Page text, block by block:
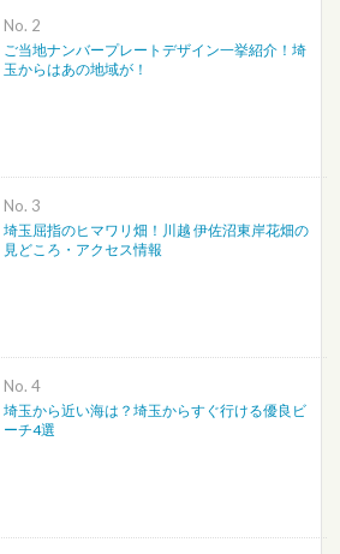
No.
ご当地ナンバープレートデザイン一挙紹介！埼
玉からはあの地域が！
No.
埼玉屈指のヒマワリ畑！川越 伊佐沼東岸花畑の
見どころ・アクセス情報
No.
埼玉から近い海は？埼玉からすぐ行ける優良ビ
ーチ4選